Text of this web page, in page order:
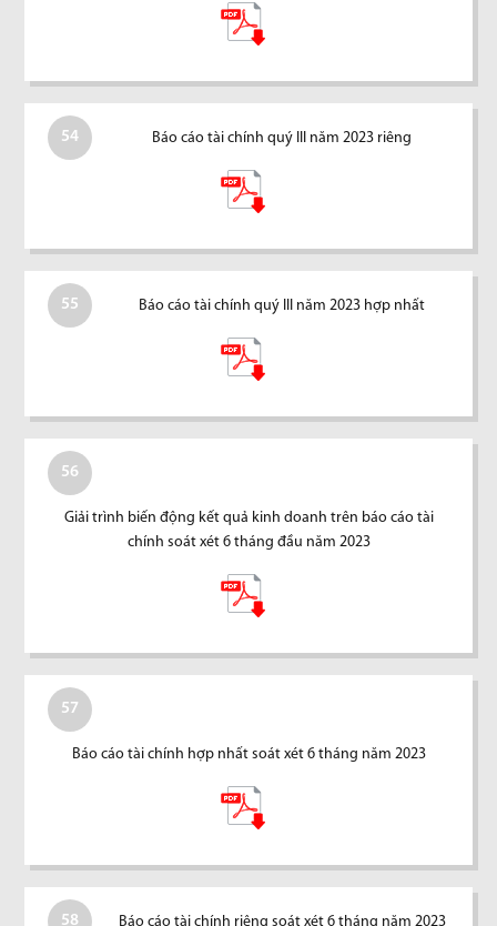
54 Báo cáo tài chính quý III năm 2023 riêng
55 Báo cáo tài chính quý III năm 2023 hợp nhất
56
Giải trình biến động kết quả kinh doanh trên báo cáo tài
chính soát xét 6 tháng đầu năm 2023
57
Báo cáo tài chính hợp nhất soát xét 6 tháng năm 2023
58 Báo cáo tài chính riêng soát xét 6 tháng năm 2023